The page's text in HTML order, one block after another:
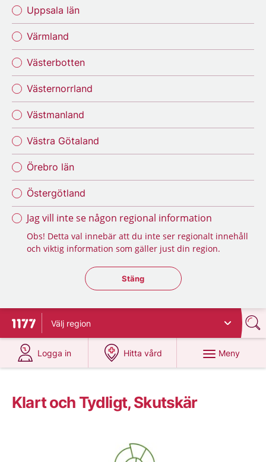
Uppsala län
Värmland
Västerbotten
Västernorrland
Västmanland
Västra Götaland
Örebro län
Östergötland
Jag vill inte se någon regional information
Obs! Detta val innebär att du inte ser regionalt innehåll
och viktig information som gäller just din region.
Stäng regionsväljaren
Stäng
Till startsidan för 1177
Välj region
Logga in
på 1177.se
Hitta vård
på 1177.se
Meny
Klart och Tydligt, Skutskär